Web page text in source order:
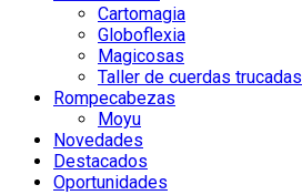
Cartomagia
Globoflexia
Magicosas
Taller de cuerdas trucadas
Rompecabezas
Moyu
Novedades
Destacados
Oportunidades